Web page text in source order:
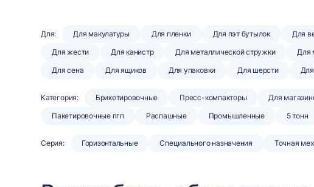
Для: Для макулатуры Для пленки Для пэт бутылок Для
Для жести
Для канистр Для металлической стружки Для
Для сена
Для ящиков Для упаковки Для шерсти
Категория: Брикетировочные Пресс-компакторы Для
Пакетировочные пгп
Распашные Промышленные 5 тонн
Серия: Горизонтальные Специального назначения Точная